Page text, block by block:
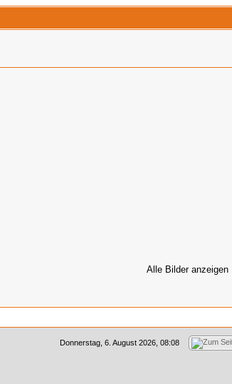
Alle Bilder anzeigen
Donnerstag, 6. August 2026, 08:08